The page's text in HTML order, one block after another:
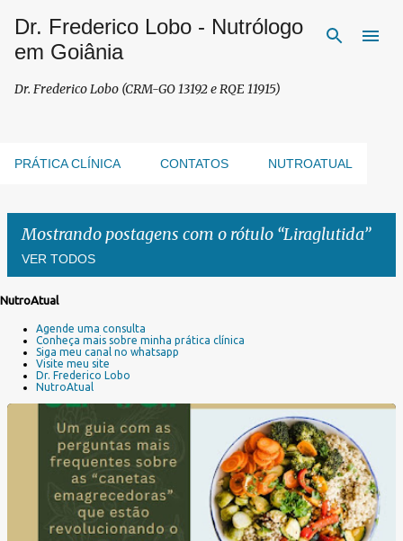
Pular para o conteúdo principal
Dr. Frederico Lobo - Nutrólogo
em Goiânia
Dr. Frederico Lobo (CRM-GO 13192 e RQE 11915)
PRÁTICA CLÍNICA CONTATOS NUTROATUAL
Mostrando postagens com o rótulo Liraglutida
VER TODOS
g
NutroAtual
Agende uma consulta
Conheça mais sobre minha prática clínica
Siga meu canal no whatsapp
Visite meu site
Dr. Frederico Lobo
NutroAtual